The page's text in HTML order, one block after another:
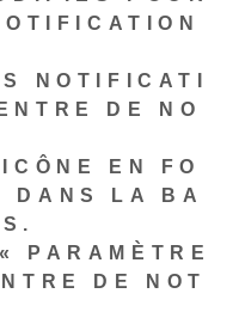
NOTIFICATI
DE NO
EN FO
DANS LA BA
PARAMÈTRE
DE NOT